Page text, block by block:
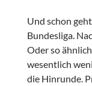
Und schon
Bundesliga.
Oder so
wesentlich
die Hinrunde.